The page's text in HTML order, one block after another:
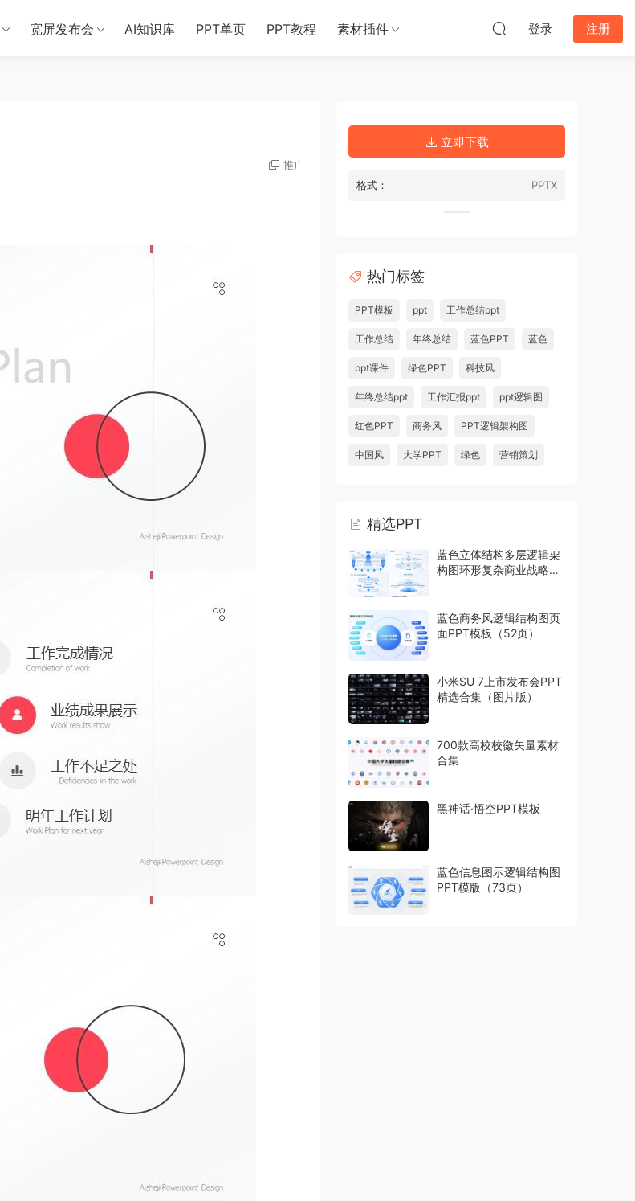
宽屏发布会 AI知识库 PPT单页 PPT教程 素材插件 登录 注册
推广
立即下载
格式： PPTX
热门标签
PPT模板 ppt 工作总结ppt
工作总结 年终总结 蓝色PPT 蓝色
ppt课件 绿色PPT 科技风
年终总结ppt 工作汇报ppt ppt逻辑图
红色PPT 商务风 PPT逻辑架构图
中国风 大学PPT 绿色 营销策划
精选PPT
蓝色立体结构多层逻辑架
构图环形复杂商业战略模
蓝色商务风逻辑结构图页
面PPT模板（52页）
小米SU 7上市发布会PPT
精选合集（图片版）
700款高校校徽矢量素材
合集
黑神话·悟空PPT模板
蓝色信息图示逻辑结构图
PPT模版（73页）